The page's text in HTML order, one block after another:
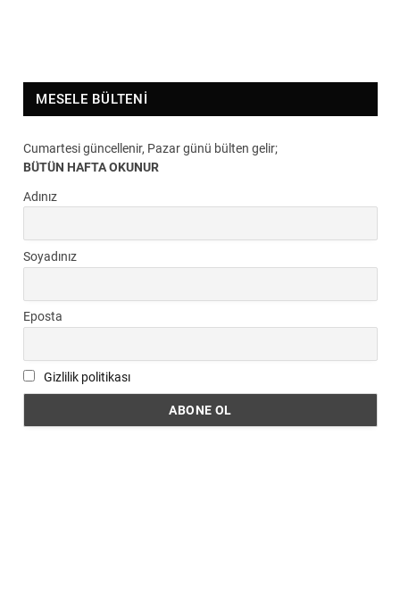
MESELE BÜLTENI
Cumartesi güncellenir, Pazar günü bülten gelir;
BÜTÜN HAFTA OKUNUR
Adınız
Soyadınız
Eposta
Gizlilik politikası